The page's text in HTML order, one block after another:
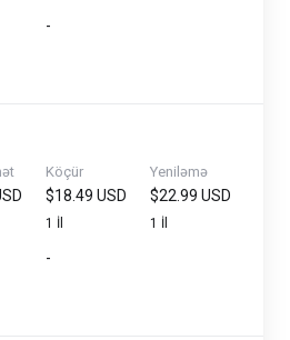
-
Köçür
$18.49 USD
1 İl
Yeniləmə
$22.99 USD
1 İl
-